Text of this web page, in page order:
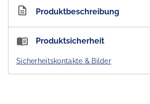
Artikelnummer AU300010
Produktbeschreibung
holzpost Untersetzer aus Eiche -
Hochwertiges Echtholz aus nachhaltiger
Produktsicherheit
Sicherheitskontakte & Bilder